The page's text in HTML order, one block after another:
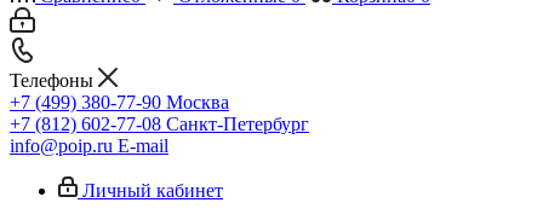
Телефоны
+7 (499) 380-77-90 Москва
+7 (812) 602-77-08 Санкт-Петербург
info@poip.ru E-mail
Личный кабинет